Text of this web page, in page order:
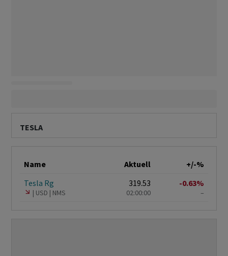
TESLA
Name Aktuell
+/-%
Tesla Rg
USD NMS
319.53
02:00:00
-0.63%
–